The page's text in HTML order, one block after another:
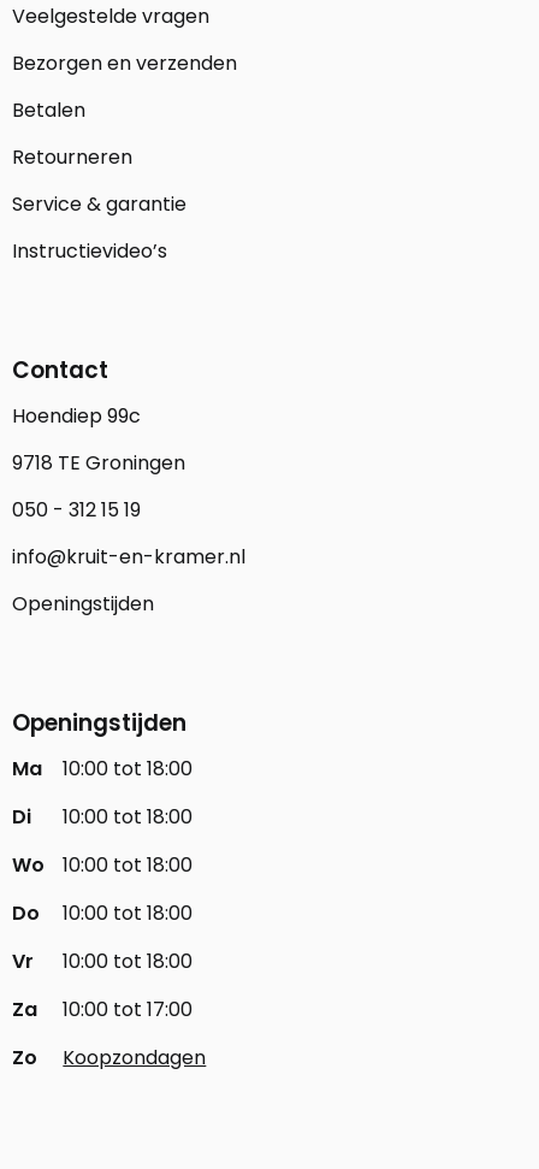
Veelgestelde vragen
Bezorgen en verzenden
Betalen
Retourneren
Service & garantie
Instructievideo’s
Contact
Hoendiep 99c
9718 TE Groningen
050 - 312 15 19
info@kruit-en-kramer.nl
Openingstijden
Openingstijden
Ma
10:00 tot 18:00
Di
10:00 tot 18:00
Wo
10:00 tot 18:00
Do
10:00 tot 18:00
Vr
10:00 tot 18:00
Za
10:00 tot 17:00
Zo
Koopzondagen